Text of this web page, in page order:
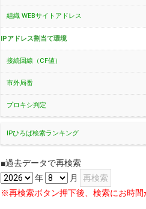
組織 WEBサイトアドレス
IPアドレス割当て環境
接続回線（CF値）
市外局番
プロキシ判定
IPひろば検索ランキング
■過去データで再検索
年
月
※再検索ボタン押下後、検索にお時